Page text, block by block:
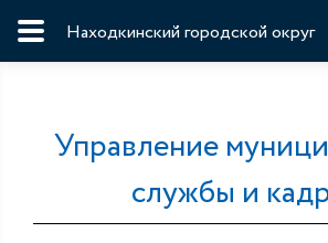
Находкинский городской округ
Управление
службы и